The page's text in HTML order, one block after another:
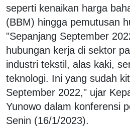
seperti kenaikan harga
(BBM) hingga pemutusan
"Sepanjang September
hubungan kerja di sektor
industri tekstil, alas kaki,
teknologi. Ini yang sudah
September 2022," ujar
Yunowo dalam konferensi
Senin (16/1/2023).